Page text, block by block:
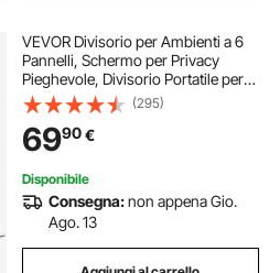
VEVOR Divisorio per Ambienti a 6
Pannelli, Schermo per Privacy
Pieghevole, Divisorio Portatile per
Separazione degli Ambienti,
Divisorio per Ambienti Indipendente
per Camera da Letto, Studio, Beige
(295)
6990€
Disponibile
Consegna:non appena Gio.
Ago. 13